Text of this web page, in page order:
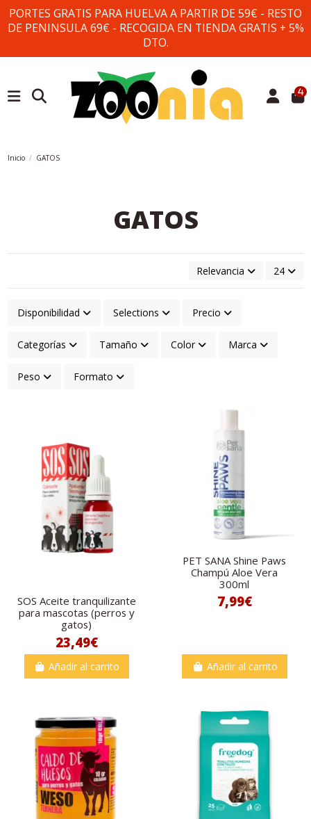
PORTES GRATIS PARA HUELVA A PARTIR DE 59€ - RESTO
DE PENINSULA 69€ - RECOGIDA EN TIENDA GRATIS + 5%
DTO.
4
Inicio GATOS
GATOS
Relevancia 24
Disponibilidad Selections Precio
Categorías Tamaño Color Marca
Peso Formato
SOS Aceite tranquilizante
para mascotas (perros y
gatos)
23,49€
Añadir al carrito
PET SANA Shine Paws
Champú Aloe Vera
300ml
7,99€
Añadir al carrito